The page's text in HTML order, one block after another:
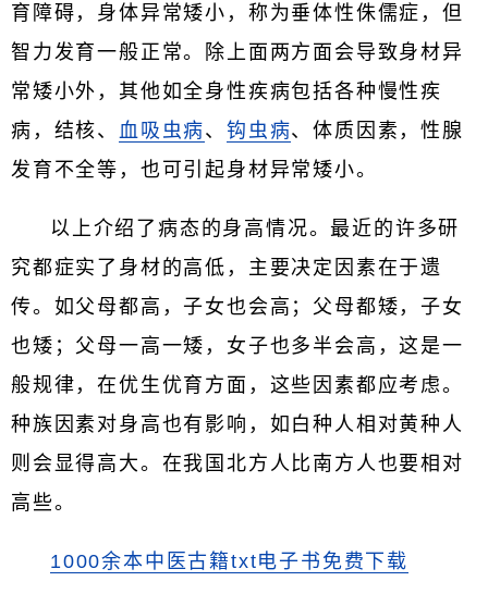
育障碍，身体异常矮小，称为垂体性侏儒症，但
智力发育一般正常。除上面两方面会导致身材异
常矮小外，其他如全身性疾病包括各种慢性疾
病，结核、 血吸虫病、钩虫病、体质因素，性腺
发育不全等，也可引起身材异常矮小。
以上介绍了病态的身高情况。最近的许多研
究都症实了身材的高低，主要决定因素在于遗
传。如父母都高，子女也会高；父母都矮，子女
也矮；父母一高一矮，女子也多半会高，这是一
般规律，在优生优育方面，这些因素都应考虑。
种族因素对身高也有影响，如白种人相对黄种人
则会显得高大。在我国北方人比南方人也要相对
高些。
1000余本中医古籍txt电子书免费下载